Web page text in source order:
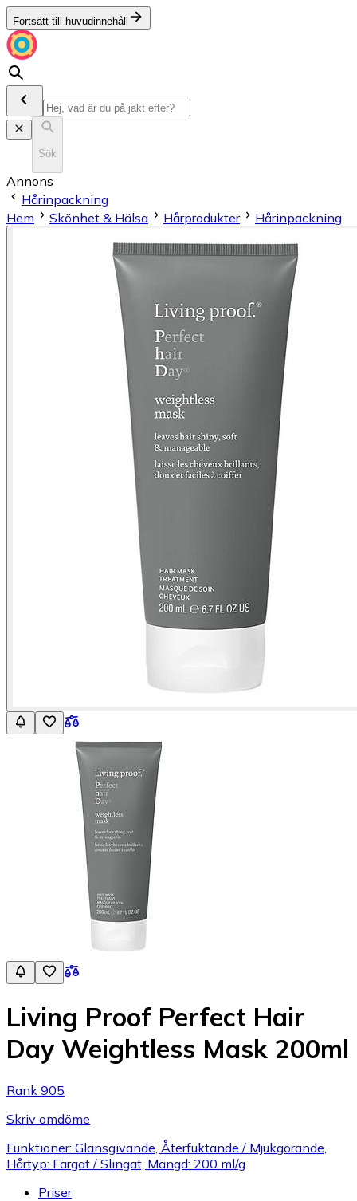
Fortsätt till huvudinnehåll
Sök
Annons
Hårinpackning
Hem
Skönhet & Hälsa Hårprodukter Hårinpackning
Living Proof Perfect Hair
Day Weightless Mask 200ml
Rank 905
Skriv omdöme
Funktioner: Glansgivande, Återfuktande / Mjukgörande,
Hårtyp: Färgat / Slingat, Mängd: 200 ml/g
Priser